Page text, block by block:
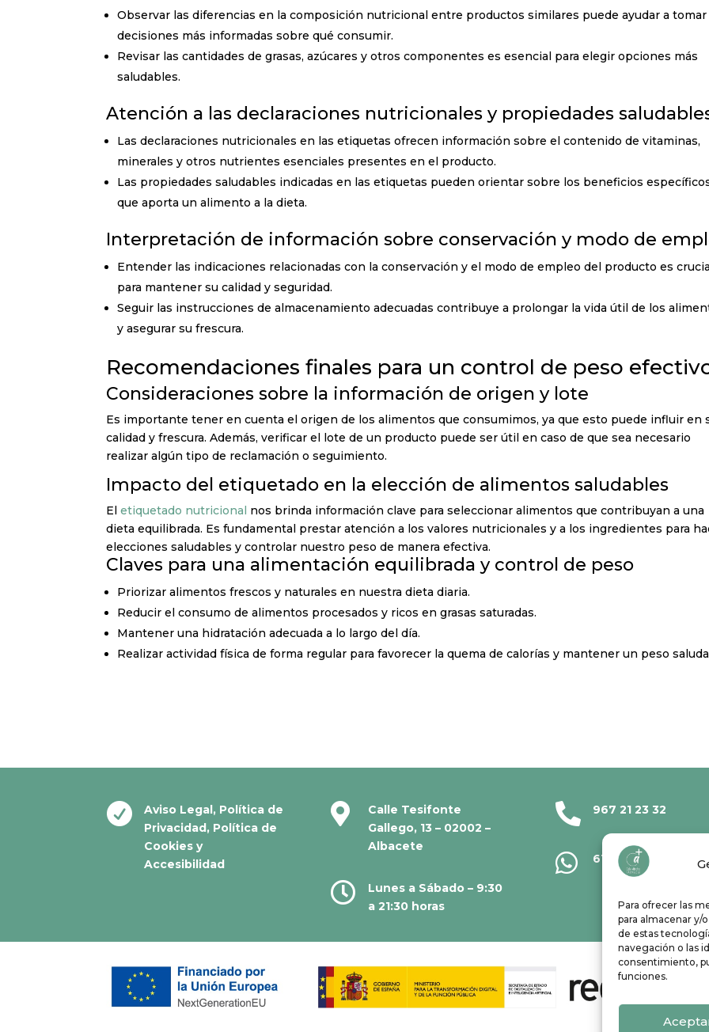
Para ofrecer las
para almacenar y/
de estas
navegación o las
consentimiento,
funciones.
Observar las diferencias en la composición nutricional entre productos similares puede ayudar a tomar
decisiones más informadas sobre qué consumir.
Revisar las cantidades de grasas, azúcares y otros componentes es esencial para elegir opciones más
saludables.
Atención a las declaraciones nutricionales y propiedades
Las declaraciones nutricionales en las etiquetas ofrecen información sobre el contenido de vitaminas,
minerales y otros nutrientes esenciales presentes en el producto.
Las propiedades saludables indicadas en las etiquetas pueden orientar sobre los beneficios
que aporta un alimento a la dieta.
Interpretación de información sobre conservación y modo de
Entender las indicaciones relacionadas con la conservación y el modo de empleo del producto es
para mantener su calidad y seguridad.
Seguir las instrucciones de almacenamiento adecuadas contribuye a prolongar la vida útil de los
y asegurar su frescura.
Recomendaciones finales para un control de peso
Consideraciones sobre la información de origen y lote
Es importante tener en cuenta el origen de los alimentos que consumimos, ya que esto puede influir en
calidad y frescura. Además, verificar el lote de un producto puede ser útil en caso de que sea necesario
realizar algún tipo de reclamación o seguimiento.
Impacto del etiquetado en la elección de alimentos saludables
Eletiquetado nutricional nos brinda información clave para seleccionar alimentos que contribuyan a una
dieta equilibrada. Es fundamental prestar atención a los valores nutricionales y a los ingredientes para
elecciones saludables y controlar nuestro peso de manera efectiva.
Claves para una alimentación equilibrada y control de peso
Priorizar alimentos frescos y naturales en nuestra dieta diaria.
Reducir el consumo de alimentos procesados y ricos en grasas saturadas.
Mantener una hidratación adecuada a lo largo del día.
Realizar actividad física de forma regular para favorecer la quema de calorías y mantener un peso
 Aviso Legal, Política de
Privacidad, Política de
Cookies y
Accesibilidad

Calle Tesifonte
Gallego, 13 – 02002 –
Albacete

Lunes a Sábado – 9:30
a 21:30 horas
 967 21 23 32
 610 67 38 33